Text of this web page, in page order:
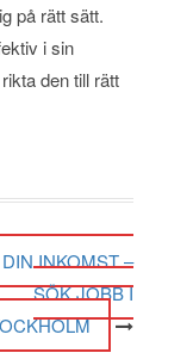
på rätt sätt.
i sin
den till rätt
INKOMST –
SÖK JOBB I